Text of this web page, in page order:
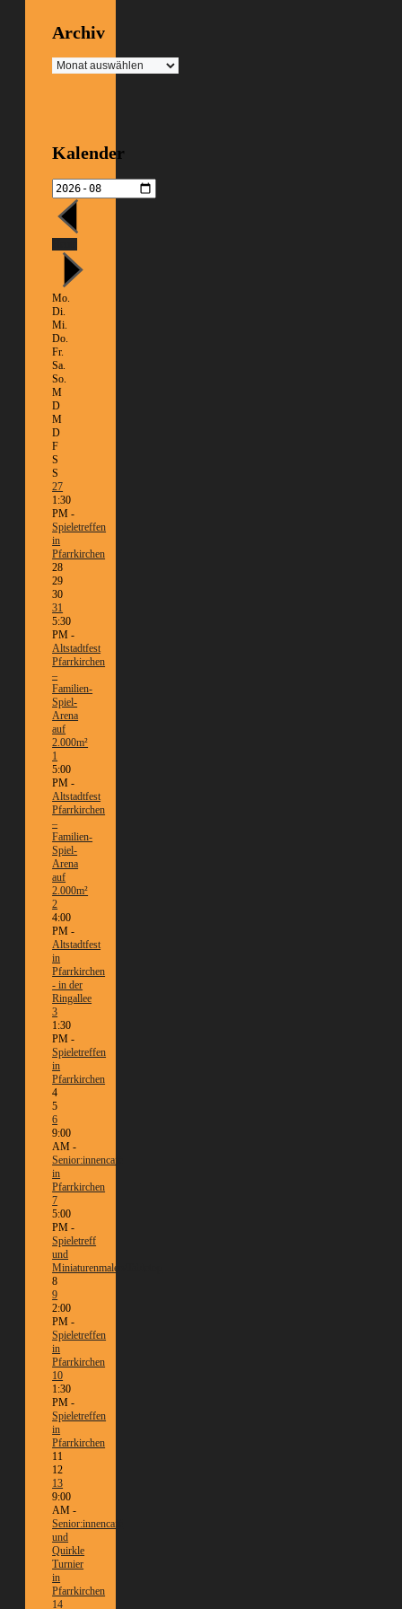
Archiv
Archiv
Kalender
Mo.
Di.
Mi.
Do.
Fr.
Sa.
So.
M
D
M
D
F
S
S
27
1:30
PM -
Spieletreffen
in
Pfarrkirchen
28
29
30
31
5:30
PM -
Altstadtfest
Pfarrkirchen
–
Familien-
Spiel-
Arena
auf
2.000m²
1
5:00
PM -
Altstadtfest
Pfarrkirchen
–
Familien-
Spiel-
Arena
auf
2.000m²
2
4:00
PM -
Altstadtfest
in
Pfarrkirchen
- in der
Ringallee
3
1:30
PM -
Spieletreffen
in
Pfarrkirchen
4
5
6
9:00
AM -
Senior:innencafé
in
Pfarrkirchen
7
5:00
PM -
Spieletreff
und
Miniaturenmalen/Tabletop
8
9
2:00
PM -
Spieletreffen
in
Pfarrkirchen
10
1:30
PM -
Spieletreffen
in
Pfarrkirchen
11
12
13
9:00
AM -
Senior:innencafé
und
Quirkle
Turnier
in
Pfarrkirchen
14